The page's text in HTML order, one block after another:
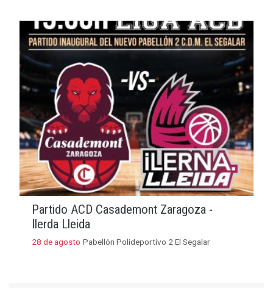
Partido ACD Casademont Zaragoza -
Ilerda Lleida
28 de agosto Pabellón Polideportivo 2 El Segalar